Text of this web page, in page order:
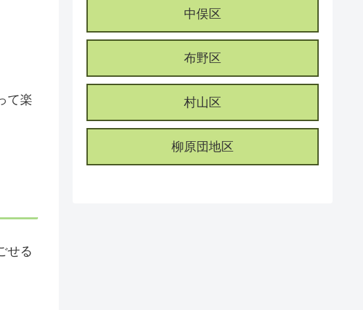
て楽
せる
中俣区
布野区
村山区
柳原団地区